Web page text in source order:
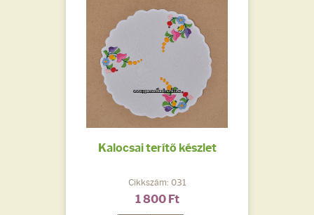
Kalocsai terítő készlet
Cikkszám: 031
1 800 Ft